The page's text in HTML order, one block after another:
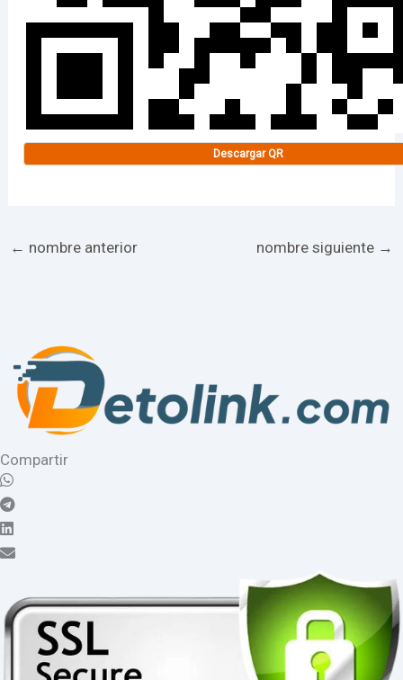
Descargar QR
← nombre anterior nombre siguiente →
Compartir